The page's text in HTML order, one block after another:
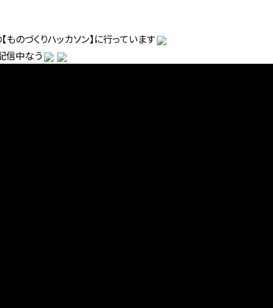
のづくりハッカソン】に行っています
信中なう